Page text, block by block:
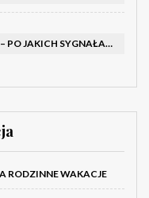
ZMĘCZENIE PODCZAS JAZDY NOCĄ – PO JAKICH SYGNAŁACH ROZPOZNAĆ SENNOŚĆ ZA KIEROWNICĄ I KIEDY ZROBIĆ PRZERWĘ
RODZINNE WAKACJE